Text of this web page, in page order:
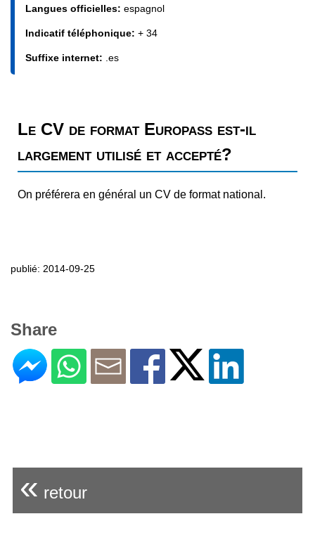
Langues officielles: espagnol
Indicatif téléphonique: + 34
Suffixe internet: .es
Le CV de format Europass est-il
largement utilisé et accepté?
On préférera en général un CV de format national.
publié: 2014-09-25
Share
« retour